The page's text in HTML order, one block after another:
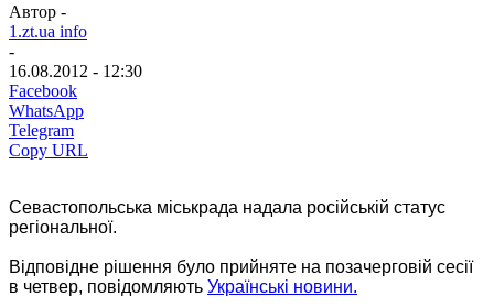
Автор -
1.zt.ua info
-
16.08.2012 - 12:30
Facebook
WhatsApp
Telegram
Copy URL
Севастопольська міськрада надала російській статус
регіональної.
Відповідне рішення було прийняте на позачерговій сесії
в четвер, повідомляють Українські новини.